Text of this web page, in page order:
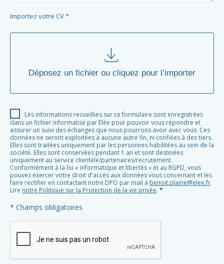
Importez votre CV *
Les informations recueillies sur ce formulaire sont enregistrées
dans un fichier informatisé par Elée pour pouvoir vous répondre et
assurer un suivi des échanges que nous pourrons avoir avec vous. Ces
données ne seront exploitées à aucune autre fin, ni confiées à des tiers.
Elles sont traitées uniquement par les personnes habilitées au sein de la
société. Elles sont conservées pendant 1 an et sont destinées
uniquement au service clientèle/partenaires/recrutement.
Conformément à la loi « informatique et libertés » et au RGPD, vous
pouvez exercer votre droit d'accès aux données vous concernant et les
faire rectifier en contactant notre DPO par mail à benoit.plaine@elee.fr.
Lire notre Politique sur la Protection de la vie privée. *
* Champs obligatoires